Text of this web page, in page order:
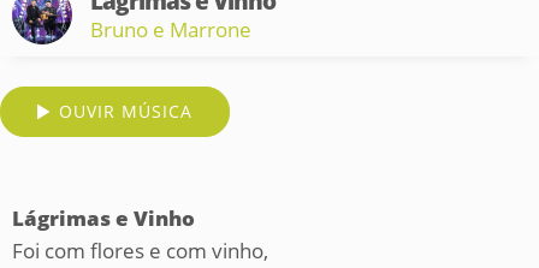
Bruno e Marrone
OUVIR MÚSICA
Lágrimas e Vinho
Foi com flores e com vinho,